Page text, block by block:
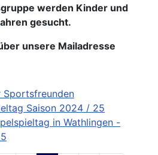
werden Kinder und
gesucht.
unsere Mailadresse
Sportsfreunden
Saison 2024 / 25
in Wathlingen -